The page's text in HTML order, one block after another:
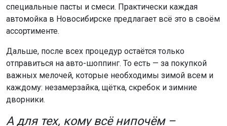
специальные пасты и смеси. Практически каждая
автомойка в Новосибирске предлагает всё это в своём
ассортименте.
Дальше, после всех процедур остаётся только
отправиться на авто-шоппинг. То есть — за покупкой
важных мелочей, которые необходимы зимой всем и
каждому: незамерзайка, щётка, скребок и зимние
дворники.
А для тех, кому всё нипочём –